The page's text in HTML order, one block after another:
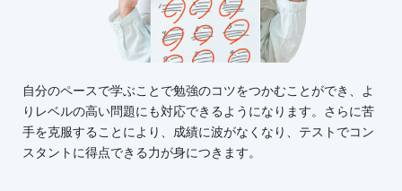
自分のペースで学ぶことで勉強のコツをつかむことができ、よ
りレベルの高い問題にも対応できるようになります。さらに苦
手を克服することにより、成績に波がなくなり、テストでコン
スタントに得点できる力が身につきます。